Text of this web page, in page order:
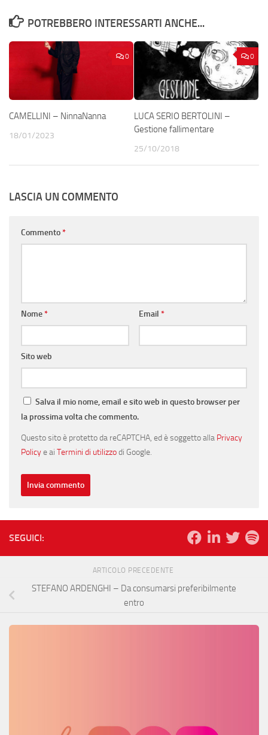
POTREBBERO INTERESSARTI ANCHE...
0
CAMELLINI – NinnaNanna
18/01/2023
0
LUCA SERIO BERTOLINI –
Gestione fallimentare
25/10/2018
LASCIA UN COMMENTO
Commento*
Nome* Email *
Sito web
Salva il mio nome, email e sito web in questo browser per
la prossima volta che commento.
Questo sito è protetto da reCAPTCHA, ed è soggetto alla Privacy
Policye ai Termini di utilizzodi Google.
SEGUICI:
ARTICOLO PRECEDENTE
STEFANO ARDENGHI – Da consumarsi preferibilmente
entro